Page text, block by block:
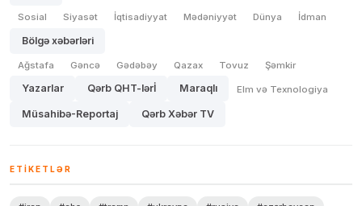
Sosial Siyasət İqtisadiyyat Mədəniyyət Dünya İdman
Bölgə xəbərləri
Ağstafa Gəncə Gədəbəy Qazax Tovuz Şəmkir
Yazarlar Qərb QHT-lərİ Maraqlı Elm və Texnologiya
Müsahibə-Reportaj Qərb Xəbər TV
ETIKETLƏR